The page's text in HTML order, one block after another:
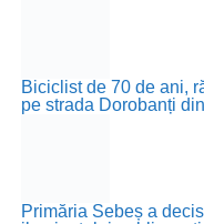
Biciclist de 70 de ani,
pe strada Dorobanți
Primăria Sebeș a